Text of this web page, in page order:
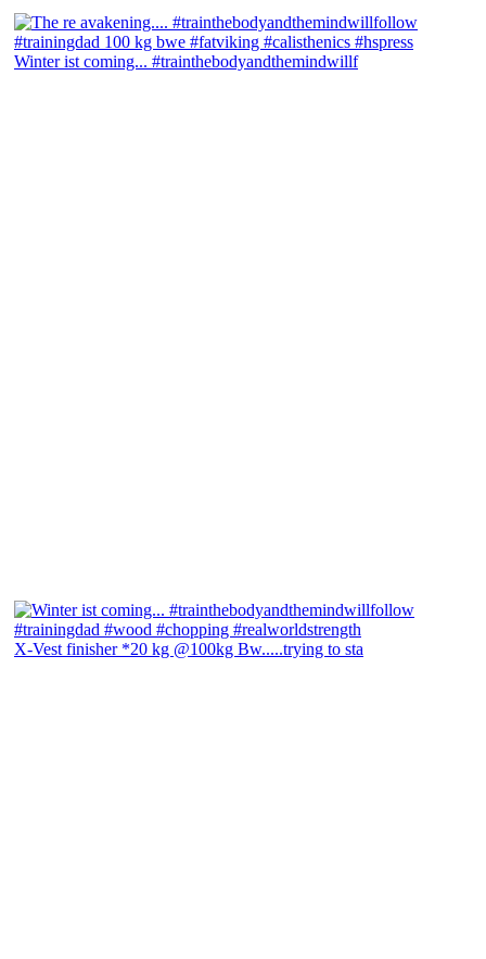
Winter ist coming... #trainthebodyandthemindwillf
X-Vest finisher *20 kg @100kg Bw.....trying to sta